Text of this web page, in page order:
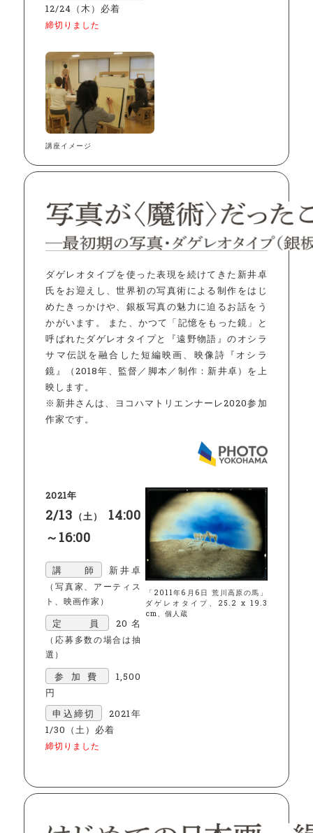
12/24（木）必着
締切りました
講座イメージ
ダゲレオタイプを使った表現を続けてきた新井卓
氏をお迎えし、世界初の写真術による制作をはじ
めたきっかけや、銀板写真の魅力に迫るお話をう
かがいます。 また、かつて「記憶をもった鏡」と
呼ばれたダゲレオタイプと『遠野物語』のオシラ
サマ伝説を融合した短編映画、映像詩『オシラ
鏡』（2018年、監督／脚本／制作：新井卓）を上
映します。
※新井さんは、ヨコハマトリエンナーレ2020参加
作家です。
2021年
2/13 （土） 14:00
～16:00
講 師 新井卓
（写真家、アーティス
ト、映画作家）
定 員
20名
（応募多数の場合は抽
選）
参加費
1,500
円
申込締切
2021年
1/30（土）必着
締切りました
「2011年6月6日 荒川高原の馬」
ダゲレオタイプ、25.2 x 19.3
cm、個人蔵